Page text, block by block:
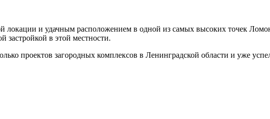
и удачным расположением в одной из самых высоких точек
застройкой в этой местности.
проектов загородных комплексов в Ленинградской области и уже